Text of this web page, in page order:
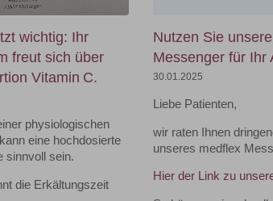
wichtig: Ihr
freut sich über
Vitamin C.
physiologischen
eine hochdosierte
sinnvoll sein.
die Erkältungszeit
Nutzen Sie
Messenger für Ihr
30.01.2025
Liebe Patienten,
wir raten Ihnen
unseres medflex
Hier der Link zu